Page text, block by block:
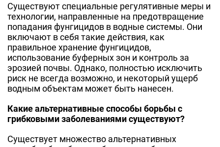
Существуют специальные регулятивные меры и
технологии, направленные на предотвращение
попадания фунгицидов в водные системы. Они
включают в себя такие действия, как
правильное хранение фунгицидов,
использование буферных зон и контроль за
эрозией почвы. Однако, полностью исключить
риск не всегда возможно, и некоторый ущерб
водным объeктам может быть нанесен.
Какие альтернативные способы борьбы с
грибковыми заболеваниями существуют?
Существует множество альтернативных